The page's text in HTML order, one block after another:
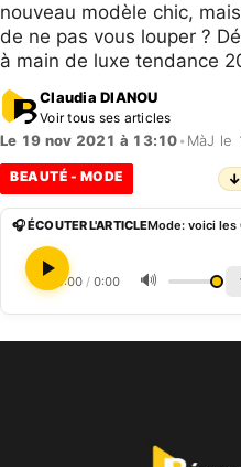
nouveau modèle chic,
de ne pas vous louper ?
à main de luxe tendance
Claudia DIANOU
Voir tous ses articles
Le 19 nov 2021 à 13:10• MàJ le
BEAUTÉ - MODE ↓
🎧 ÉCOUTER L'ARTICLE
0:00 / 0:00 🔊